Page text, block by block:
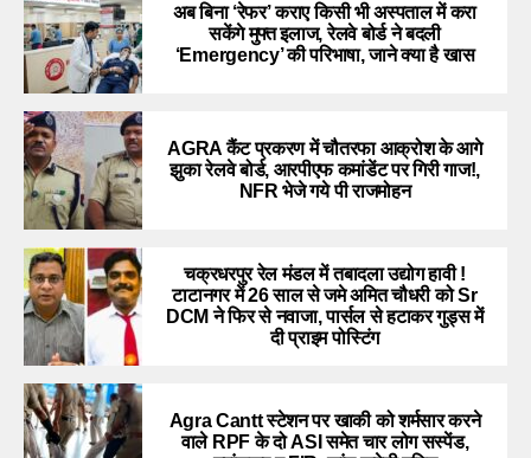
अब बिना ‘रेफर’ कराए किसी भी अस्पताल में करा
सकेंगे मुफ्त इलाज, रेलवे बोर्ड ने बदली
‘Emergency’ की परिभाषा, जाने क्या है खास
AGRA कैंट प्रकरण में चौतरफा आक्रोश के आगे
झुका रेलवे बोर्ड, आरपीएफ कमांडेंट पर गिरी गाज!,
NFR भेजे गये पी राजमोहन
चक्रधरपुर रेल मंडल में तबादला उद्योग हावी !
टाटानगर में 26 साल से जमे अमित चौधरी को Sr
DCM ने फिर से नवाजा, पार्सल से हटाकर गुड्स में
दी प्राइम पोस्टिंग
Agra Cantt स्टेशन पर खाकी को शर्मसार करने
वाले RPF के दो ASI समेत चार लोग सस्पेंड,